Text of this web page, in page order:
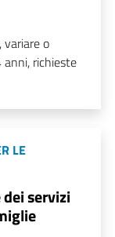
variare o
anni, richieste
LE
servizi